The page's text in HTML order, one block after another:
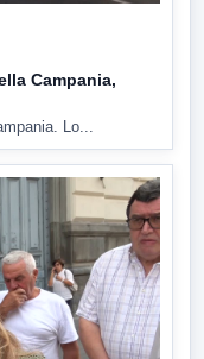
Campania,
Lo...